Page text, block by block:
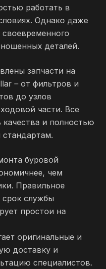
работать в
Однако даже
деталей.
запчасти на
– от фильтров и
до узлов
части. Все
и полностью
буровой
чем
Правильное
срок службы
простои на
оригинальные и
доставку и
специалистов.